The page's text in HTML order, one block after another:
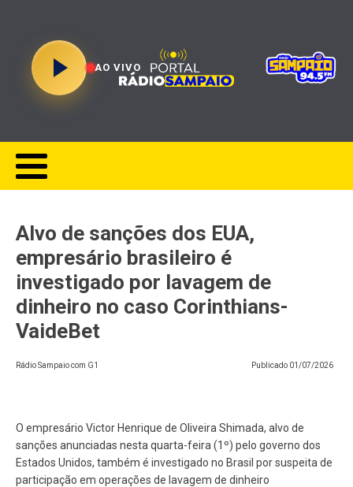
AO VIVO
Alvo de sanções dos EUA,
empresário brasileiro é
investigado por lavagem de
dinheiro no caso Corinthians-
VaideBet
Rádio Sampaio com G1 Publicado 01/07/2026
O empresário Victor Henrique de Oliveira Shimada, alvo de
sanções anunciadas nesta quarta-feira (1º) pelo governo dos
Estados Unidos, também é investigado no Brasil por suspeita de
participação em operações de lavagem de dinheiro